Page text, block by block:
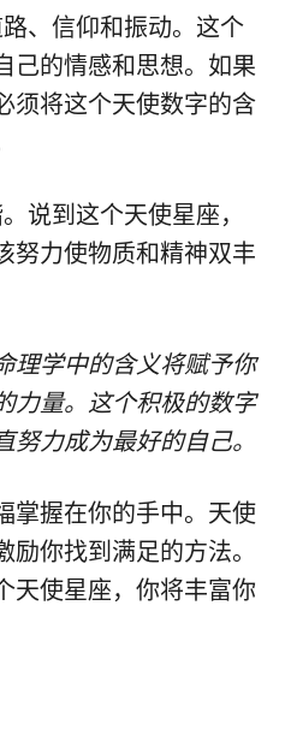
、信仰和振动。这个
己的情感和思想。如果
须将这个天使数字的含
说到这个天使星座，
努力使物质和精神双丰
理学中的含义将赋予你
力量。这个积极的数字
努力成为最好的自己。
掌握在你的手中。天使
励你找到满足的方法。
天使星座，你将丰富你